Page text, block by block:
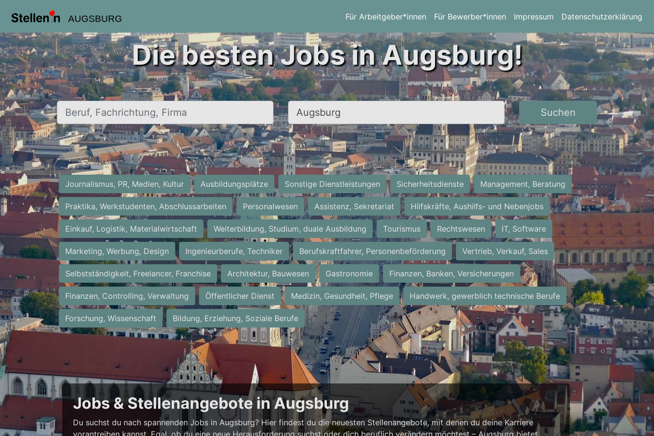
AUGSBURG Für Arbeitgeber*innen Für Bewerber*innen Impressum Datenschutzerklärung
Die besten Jobs in Augsburg!
Beruf, Fachrichtung, Firma Ort, Stadt Suchen
Journalismus, PR, Medien, Kultur Ausbildungsplätze Sonstige Dienstleistungen Sicherheitsdienste Management, Beratung
Praktika, Werkstudenten, Abschlussarbeiten Personalwesen Assistenz, Sekretariat Hilfskräfte, Aushilfs- und Nebenjobs
Einkauf, Logistik, Materialwirtschaft Weiterbildung, Studium, duale Ausbildung Tourismus Rechtswesen IT, Software
Marketing, Werbung, Design Ingenieurberufe, Techniker Berufskraftfahrer, Personenbeförderung Vertrieb, Verkauf, Sales
Selbstständigkeit, Freelancer, Franchise Architektur, Bauwesen Gastronomie Finanzen, Banken, Versicherungen
Finanzen, Controlling, Verwaltung Öffentlicher Dienst Medizin, Gesundheit, Pflege Handwerk, gewerblich technische Berufe
Forschung, Wissenschaft Bildung, Erziehung, Soziale Berufe
Jobs & Stellenangebote in Augsburg
Du suchst du nach spannenden Jobs in Augsburg? Hier findest du die neuesten Stellenangebote, mit denen du deine Karriere